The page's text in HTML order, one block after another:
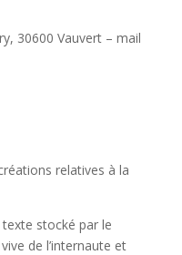
30600 Vauvert – mail
relatives à la
stocké par le
de l’internaute et